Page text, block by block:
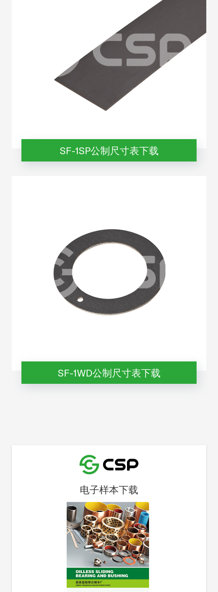
SF-1SP公制尺寸表下载
SF-1WD公制尺寸表下载
电子样本下载